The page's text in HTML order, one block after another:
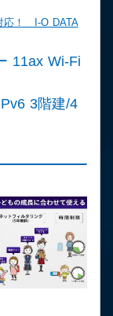
応！ I-O DATA
11ax Wi-Fi
3階建/4